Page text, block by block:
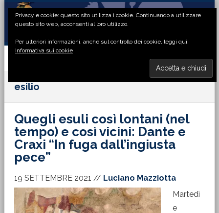
Passa
primaria
Passa
principale
Passa
laterale
Passa
di
esilio
Quegli esuli così lontani (nel
tempo) e così vicini: Dante e
Craxi “In fuga dall’ingiusta
pece”
19 SETTEMBRE 2021 // Luciano Mazziotta
Martedì
e
Privacy e cookie: questo sito utilizza i cookie. Continuando a utilizzare
questo sito web, acconsenti al loro utilizzo.
Per ulteriori informazioni, anche sul controllo dei cookie, leggi qui:
Informativa sui cookie